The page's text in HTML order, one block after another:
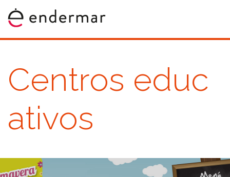
Centros educ
ativos